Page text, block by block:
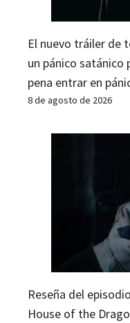
El nuevo tráiler de
un pánico satánico
pena entrar en
8 de agosto de 2026
Reseña del
House of the